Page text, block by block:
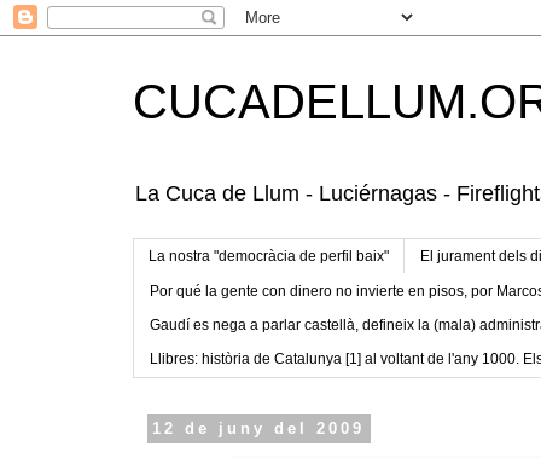
La Cuca de Llum - Luciérnagas -
La nostra "democràcia de perfil baix" El jurament dels
Por qué la gente con dinero no invierte en pisos, por
Gaudí es nega a parlar castellà, defineix la (mala)
Llibres: història de Catalunya [1] al voltant de l'any 1000.
12 de juny del 2009